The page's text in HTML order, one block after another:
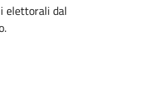
elettorali dal